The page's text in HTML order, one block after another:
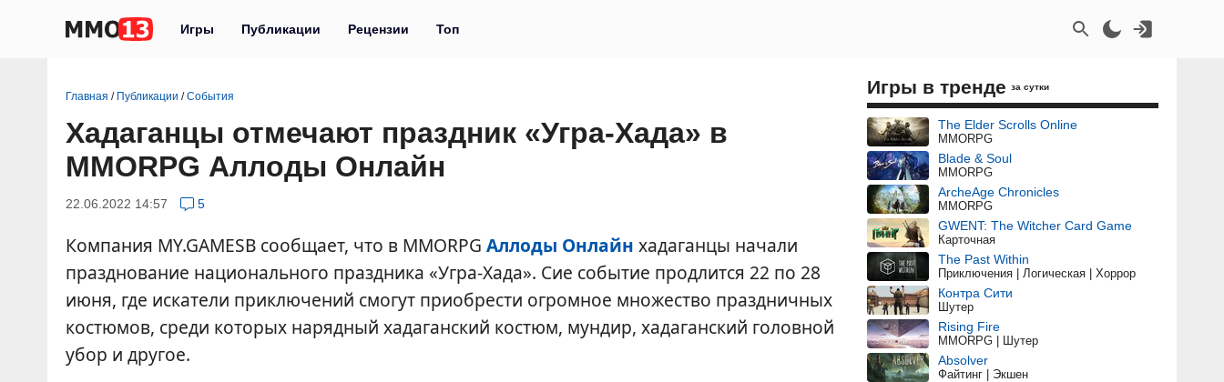
Игры Публикации Рецензии Топ
Главная / Публикации /События
Хадаганцы отмечают праздник «Угра-Хада» в
MMORPG Аллоды Онлайн
22.06.2022 14:57 5
Компания MY.GAMESВ сообщает, что в MMORPG Аллоды Онлайн хадаганцы начали
празднование национального праздника «Угра-Хада». Сие событие продлится 22 по 28
июня, где искатели приключений смогут приобрести огромное множество праздничных
костюмов, среди которых нарядный хадаганский костюм, мундир, хадаганский головной
убор и другое.
Игры в тренде за сутки
The Elder Scrolls Online
MMORPG
Blade & Soul
MMORPG
ArcheAge Chronicles
MMORPG
GWENT: The Witcher Card Game
Карточная
The Past Within
Приключения | Логическая | Хоррор
Контра Сити
Шутер
Rising Fire
MMORPG | Шутер
Absolver
Файтинг | Экшен